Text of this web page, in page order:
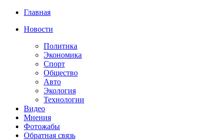
Главная
Новости
Политика
Экономика
Спорт
Общество
Авто
Экология
Технологии
Видео
Мнения
Фотожабы
Обратная связь